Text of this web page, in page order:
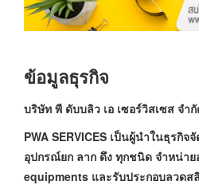
ข้อมูลธุรกิจ
บริษัท พี ดับบลิว เอ เซอร์วิสเซส
PWA SERVICES เป็นผู้นำในธุรกิจ
อุปกรณ์ยก ลาก ดึง ทุกชนิด จำหน่า
equipments และรับประกอบลวดส